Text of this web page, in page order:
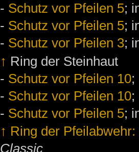
- Schutz vor Pfeilen 5;
- Schutz vor Pfeilen 5;
- Schutz vor Pfeilen 3;
↑ Ring der Steinhaut
- Schutz vor Pfeilen 10
- Schutz vor Pfeilen 10
- Schutz vor Pfeilen 5;
↑ Ring der
Classic